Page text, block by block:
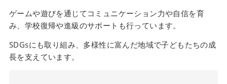
ゲームや遊びを通じてコミュニケーション力や自信を育
み、学校復帰や進級のサポートも行っています。
SDGsにも取り組み、多様性に富んだ地域で子どもたちの成
長を支えています。